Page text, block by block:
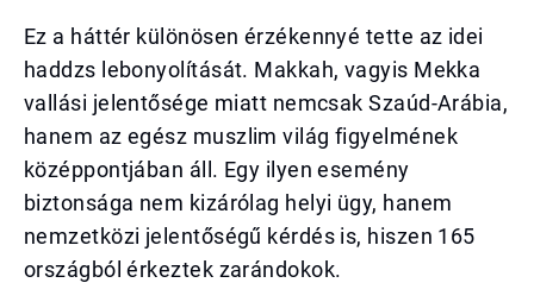
Ez a háttér különösen érzékennyé tette az idei
haddzs lebonyolítását. Makkah, vagyis Mekka
vallási jelentősége miatt nemcsak Szaúd-Arábia,
hanem az egész muszlim világ figyelmének
középpontjában áll. Egy ilyen esemény
biztonsága nem kizárólag helyi ügy, hanem
nemzetközi jelentőségű kérdés is, hiszen 165
országból érkeztek zarándokok.